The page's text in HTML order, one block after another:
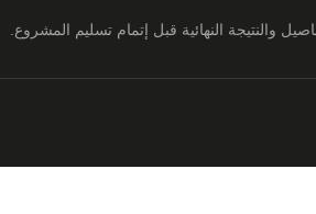
النهائية قبل إتمام تسليم المشروع.